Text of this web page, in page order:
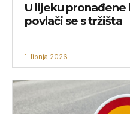
U lijeku pronađene
povlači se s tržišta
1. lipnja 2026.